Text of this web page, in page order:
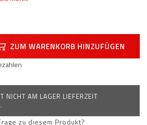
ZUM WARENKORB HINZUFÜGEN
NICHT AM LAGER LIEFERZEIT